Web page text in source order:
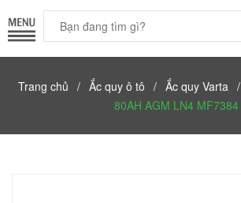
Trang chủ / Ắc quy ô tô / Ắc quy Varta /
80AH AGM LN4 MF7384